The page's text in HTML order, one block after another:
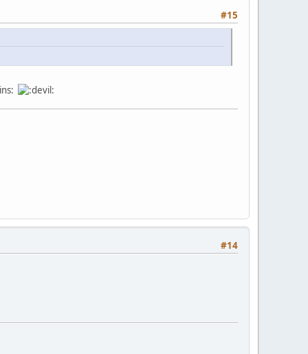
#15
#14